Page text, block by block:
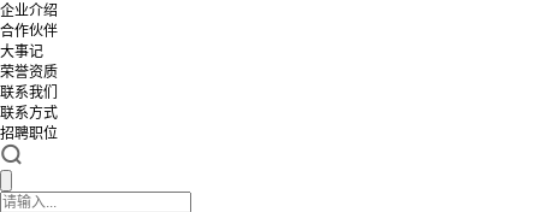
企业介绍
合作伙伴
大事记
荣誉资质
联系我们
联系方式
招聘职位